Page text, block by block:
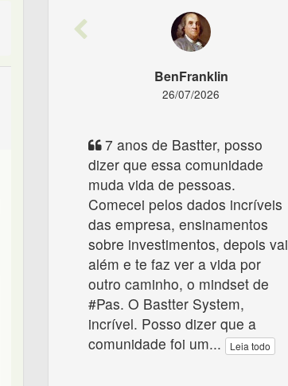
Previous
BenFranklin
26/07/2026
7 anos de Bastter, posso
dizer que essa comunidade
muda vida de pessoas.
Comecei pelos dados incríveis
das empresa, ensinamentos
sobre investimentos, depois vai
além e te faz ver a vida por
outro caminho, o mindset de
#Pas. O Bastter System,
incrível. Posso dizer que a
comunidade foi um... Leia todo